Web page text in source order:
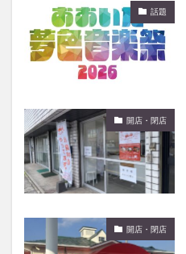
話題
開店・閉店
開店・閉店